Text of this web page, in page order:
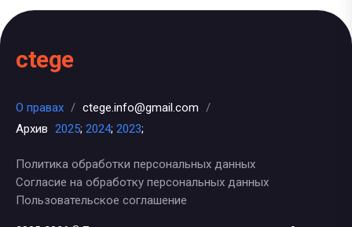
ctege
О правах / ctege.info@gmail.com /
Архив 2025; 2024; 2023;
Политика обработки персональных данных
Согласие на обработку персональных данных
Пользовательское соглашение